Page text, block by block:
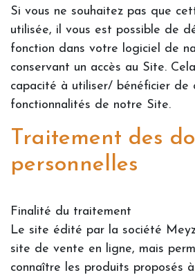
Si vous ne souhaitez pas que
utilisée, il vous est possible de
fonction dans votre logiciel de
conservant un accès au Site.
capacité à utiliser/ bénéficier de
fonctionnalités de notre Site.
Traitement des
personnelles
Finalité du traitement
Le site édité par la société
site de vente en ligne, mais
connaître les produits proposés